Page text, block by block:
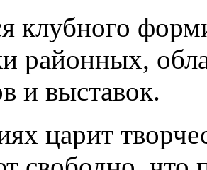
клубного
районных,
и выставок.
царит